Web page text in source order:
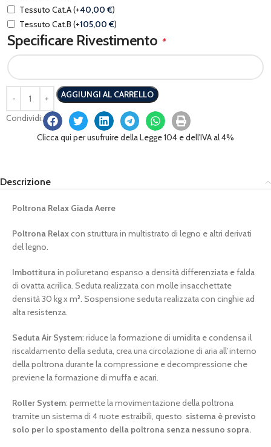
Tessuto Cat.A(+40,00€)
Tessuto Cat.B (+105,00€)
Specificare Rivestimento *
AGGIUNGI AL CARRELLO
Condividi:
Clicca qui per usufruire della Legge 104 e dell'IVA al 4%
Descrizione
Poltrona Relax Giada Aerre
Poltrona Relaxcon struttura in multistrato di legno e altri derivati
del legno.
Imbottiturain poliuretano espanso a densità differenziata e falda
di ovatta acrilica. Seduta realizzata con molle insacchettate
densità 30 kg x m³. Sospensione seduta realizzata con cinghie ad
alta resistenza.
Seduta Air System: riduce la formazione di umidita e condensa il
riscaldamento della seduta, crea una circolazione di aria all’interno
della poltrona durante la compressione e decompressione che
previene la formazione di muffa e acari.
Roller System: permette la movimentazione della poltrona
tramite un sistema di 4 ruote estraibili, questo sistema è previsto
solo per lo spostamento della poltrona senza nessuno sopra.